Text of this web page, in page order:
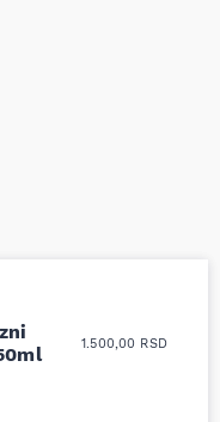
Sonax 250ml
1.500,00 RSD
usluga i
prodavci.